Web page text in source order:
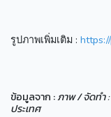
รูปภาพเพิ่มเติม :
ข้อมูลจาก :ภาพ / จัดทำ
ประเทศ